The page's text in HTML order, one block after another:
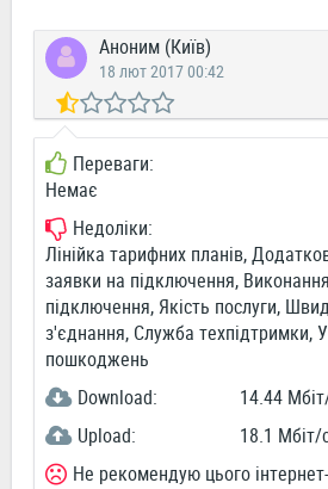
Аноним (Київ)
18 лют 2017 00:42
Переваги:
Немає
Недоліки:
Лінійка тарифних планів,
заявки на підключення,
підключення, Якість послуги,
з'єднання, Служба техпідтримки,
пошкоджень
Download:
14.44
Upload:
18.1 Мбіт/
Не рекомендую цього